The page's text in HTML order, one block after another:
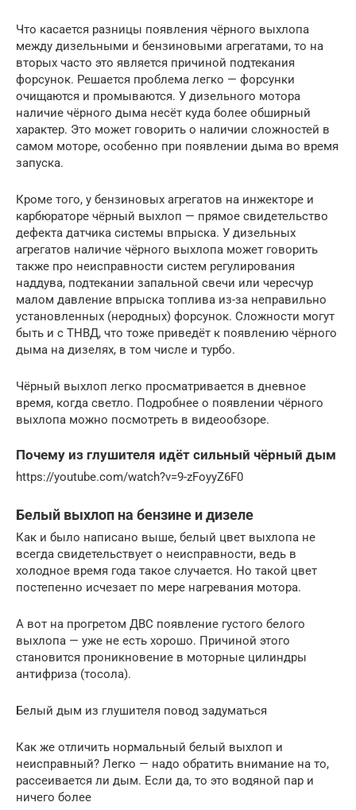
Что касается разницы появления чёрного выхлопа
между дизельными и бензиновыми агрегатами, то на
вторых часто это является причиной подтекания
форсунок. Решается проблема легко — форсунки
очищаются и промываются. У дизельного мотора
наличие чёрного дыма несёт куда более обширный
характер. Это может говорить о наличии сложностей в
самом моторе, особенно при появлении дыма во время
запуска.
Кроме того, у бензиновых агрегатов на инжекторе и
карбюраторе чёрный выхлоп — прямое свидетельство
дефекта датчика системы впрыска. У дизельных
агрегатов наличие чёрного выхлопа может говорить
также про неисправности систем регулирования
наддува, подтекании запальной свечи или чересчур
малом давление впрыска топлива из-за неправильно
установленных (неродных) форсунок. Сложности могут
быть и с ТНВД, что тоже приведёт к появлению чёрного
дыма на дизелях, в том числе и турбо.
Чёрный выхлоп легко просматривается в дневное
время, когда светло. Подробнее о появлении чёрного
выхлопа можно посмотреть в видеообзоре.
Почему из глушителя идёт сильный чёрный дым
https://youtube.com/watch?v=9-zFoyyZ6F0
Белый выхлоп на бензине и дизеле
Как и было написано выше, белый цвет выхлопа не
всегда свидетельствует о неисправности, ведь в
холодное время года такое случается. Но такой цвет
постепенно исчезает по мере нагревания мотора.
А вот на прогретом ДВС появление густого белого
выхлопа — уже не есть хорошо. Причиной этого
становится проникновение в моторные цилиндры
антифриза (тосола).
Белый дым из глушителя повод задуматься
Как же отличить нормальный белый выхлоп и
неисправный? Легко — надо обратить внимание на то,
рассеивается ли дым. Если да, то это водяной пар и
ничего более